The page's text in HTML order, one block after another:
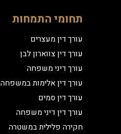
תחומי התמחות
עורך דין מעצרים
עורך דין צווארון לבן
עורך דיני משפחה
עורך דין אלימות במשפחה
עורך דין סמים
עורך דין דיני משפחה
חקירה פלילית במשטרה